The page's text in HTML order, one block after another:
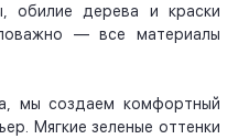
обилие дерева и краски
— все материалы
мы создаем комфортный
Мягкие зеленые оттенки